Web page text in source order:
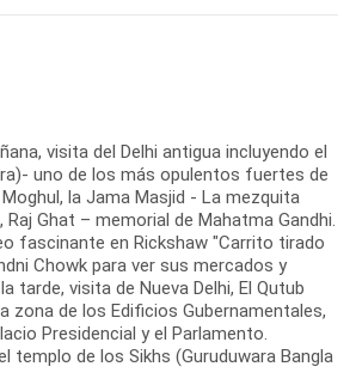
visita del Delhi antigua incluyendo el
uno de los más opulentos fuertes de
la Jama Masjid - La mezquita
Raj Ghat – memorial de Mahatma Gandhi.
fascinante en Rickshaw "Carrito tirado
Chowk para ver sus mercados y
tarde, visita de Nueva Delhi, El Qutub
zona de los Edificios Gubernamentales,
Presidencial y el Parlamento.
templo de los Sikhs (Guruduwara Bangla